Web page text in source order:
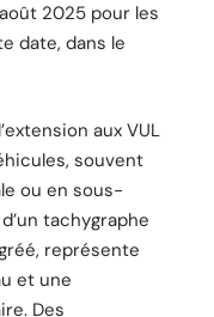
2025 pour les
date, dans le
aux VUL
souvent
ou en sous-
tachygraphe
représente
et une
Des